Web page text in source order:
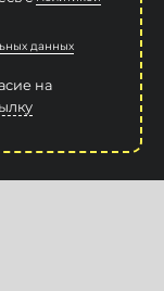
данных
на